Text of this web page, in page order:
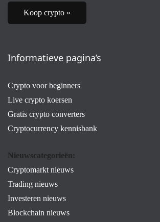
Koop crypto »
Informatieve pagina’s
Crypto voor beginners
Live crypto koersen
Gratis crypto converters
Cryptocurrency kennisbank
Nieuwscategorieën:
Cryptomarkt nieuws
Trading nieuws
Investeren nieuws
Blockchain nieuws